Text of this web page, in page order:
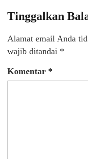
Tinggalkan
Alamat email Anda
wajib ditandai *
Komentar *